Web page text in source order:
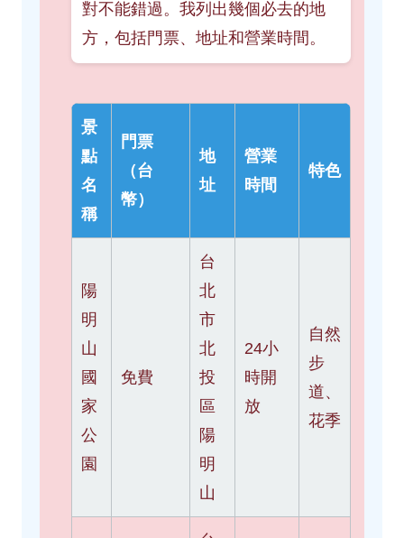
對不能錯過。我列出幾個必去的地
方，包括門票、地址和營業時間。
景
點
名
稱
門票
（台
幣）
地
址
營業
時間
特色
陽
明
山
國
家
公
園
免費
台
北
市
北
投
區
陽
明
山
24小
時開
放
自然
步
道、
花季